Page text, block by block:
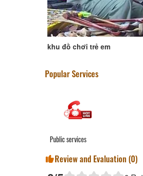
khu đồ chơi trẻ em
Popular Services
Public services
Review and Evaluation (0)